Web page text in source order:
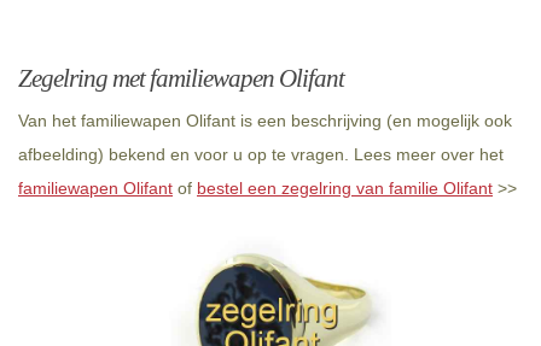
Zegelring met familiewapen Olifant
Van het familiewapen Olifant is een beschrijving (en mogelijk ook
afbeelding) bekend en voor u op te vragen. Lees meer over het
familiewapen Olifant of bestel een zegelring van familie Olifant >>